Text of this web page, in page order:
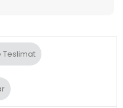
Teslimat